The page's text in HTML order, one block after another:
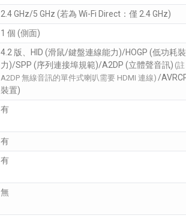
2.4 GHz/5 GHz (若為 Wi-Fi Direct：僅 2.4 GHz)
1 個 (側面)
4.2 版、HID (滑鼠/鍵盤連線能力)/HOGP (低功耗
力)/SPP (序列連接埠規範)/A2DP (立體聲音訊) (
A2DP 無線音訊的單件式喇叭需要 HDMI 連線) /
裝置)
有
有
有
無